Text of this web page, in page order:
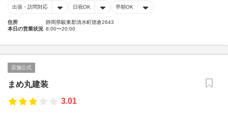
出張・訪問対応 日祝OK 早朝OK
住所
静岡県駿東郡清水町徳倉2643
本日の営業状況 8:00〜20:00
店舗公式
まめ丸建装
3.01